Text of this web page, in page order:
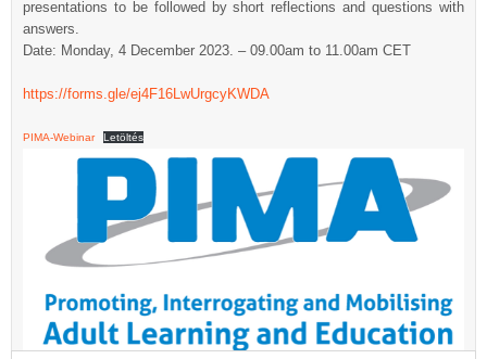
presentations to be followed by short reflections and questions with
answers.
Date: Monday, 4 December 2023. – 09.00am to 11.00am CET
https://forms.gle/ej4F16LwUrgcyKWDA
PIMA-Webinar Letöltés